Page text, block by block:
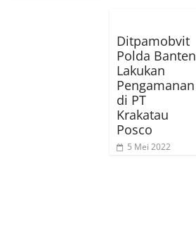
Ditpamobvit
Polda Banten
Lakukan
Pengamanan
di PT
Krakatau
Posco
5 Mei 2022